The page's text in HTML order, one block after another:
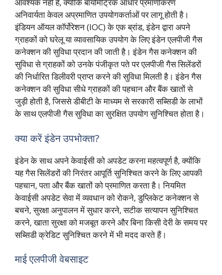
आवश्यक नहीं है, क्योंकि बायोमेट्रिक आधार प्रमाणीकरण
अनिवार्यता केवल अप्रमाणित उपयोगकर्ताओं पर लागू होती है।
इंडियन ऑयल कॉर्पोरेशन (IOC) के एक ब्रांड, इंडेन द्वारा अपने
ग्राहकों को घरेलू या व्यावसायिक उपयोग के लिए इंडेन एलपीजी गैस
कनेक्शन की सुविधा प्रदान की जाती है। इंडेन गैस कनेक्शन की
सुविधा से ग्राहकों को उनके पंजीकृत पते पर एलपीजी गैस सिलेंडरों
की निर्धारित डिलीवरी प्राप्त करने की सुविधा मिलती है। इंडेन गैस
कनेक्शन की सुविधा सीधे ग्राहकों की पहचान और बैंक खातों से
जुड़ी होती है, जिससे डीबीटी के माध्यम से सरकारी सब्सिडी के लाभों
के साथ एलपीजी गैस सुविधा का सुरक्षित उपयोग सुनिश्चित होता है।
क्या करें इंडेन उपभोक्ता?
इंडेन के साथ अपने केवाईसी को अपडेट करना महत्वपूर्ण है, क्योंकि
यह गैस सिलेंडरों की निरंतर आपूर्ति सुनिश्चित करने के लिए आपकी
पहचान, पता और बैंक खातों को प्रमाणित करता है। नियमित
केवाईसी अपडेट सेवा में व्यवधान को रोकने, डुप्लिकेट कनेक्शन से
बचने, सुरक्षा अनुपालन में सुधार करने, सटीक सत्यापन सुनिश्चित
करने, खाता सुरक्षा को मजबूत करने और बिना किसी देरी के समय पर
सब्सिडी क्रेडिट सुनिश्चित करने में भी मदद करते हैं।
माई एलपीजी वेबसाइट